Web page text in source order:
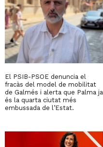
El PSIB-PSOE denuncia el
fracàs del model de mobilitat
de Galmés i alerta que Palma ja
és la quarta ciutat més
embussada de l’Estat.